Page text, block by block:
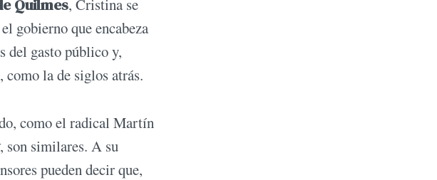
Quilmes, Cristina se
gobierno que encabeza
del gasto público y,
la de siglos atrás.
como el radical Martín
, son similares. A su
pueden decir que,